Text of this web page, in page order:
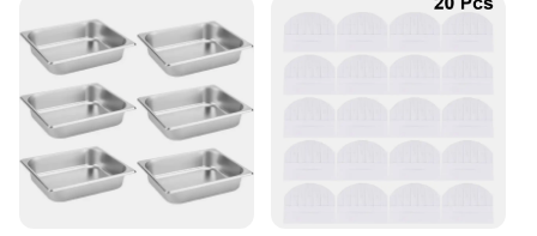
Shape and Size: Versatile, available in multiple sizes
to suit various culinary needs
Performance and Property: Durable, resistant to
corrosion and heat
Parts and Accessories: Includes essential kitchen
tools for efficient food presentation
Features:
**Elevate Your Culinary Presentation**